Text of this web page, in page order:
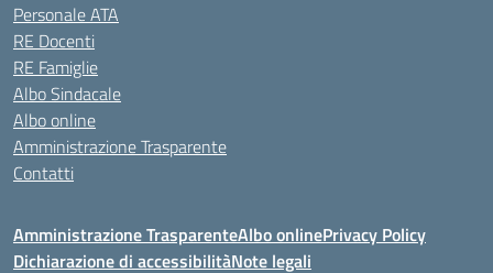
Personale ATA
RE Docenti
RE Famiglie
Albo Sindacale
Albo online
Amministrazione Trasparente
Contatti
Amministrazione TrasparenteAlbo onlinePrivacy Policy
Dichiarazione di accessibilitàNote legali